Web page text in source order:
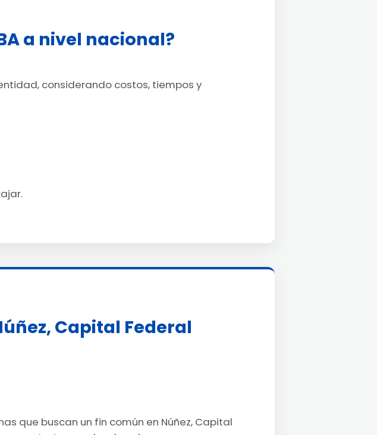
a nivel nacional?
considerando costos, tiempos y
Capital Federal
que buscan un fin común en Núñez, Capital